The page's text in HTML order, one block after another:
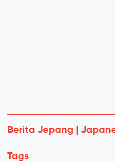
Berita Jepang |
Tags